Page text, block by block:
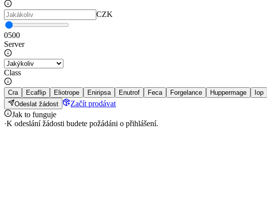
CZK
0500
Server
Class
Cra Ecaflip Eliotrope Eniripsa Enutrof Feca Forgelance Huppermage Iop
Odeslat žádost
Začít prodávat
Jak to funguje
·K odeslání žádosti budete požádáni o přihlášení.